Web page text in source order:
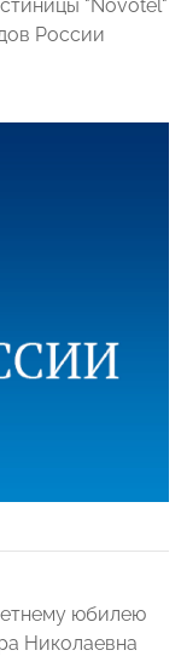
"Novotel"
России
юбилею
Николаевна